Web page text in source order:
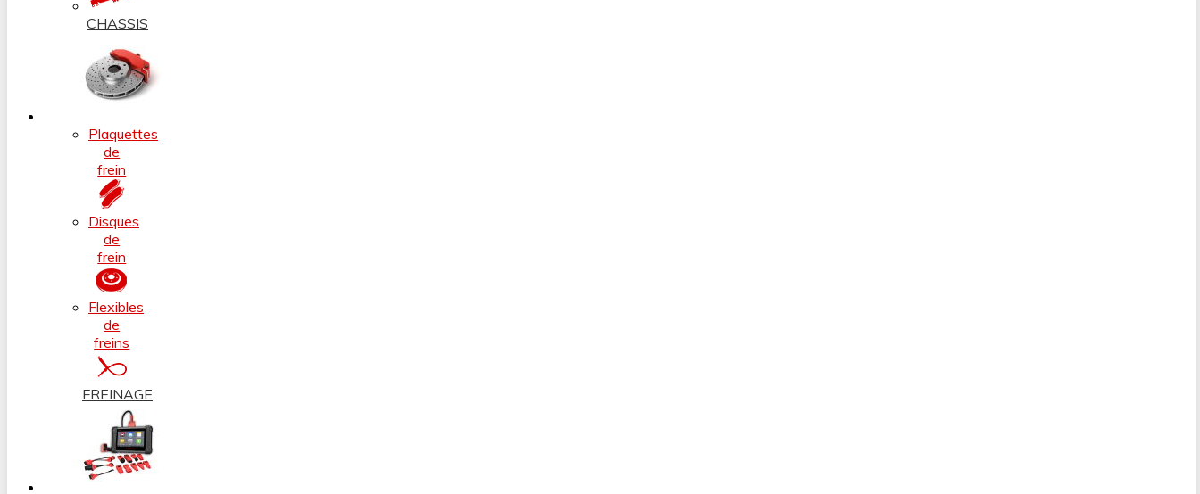
CHASSIS
Plaquettes
de
frein
Disques
de
frein
Flexibles
de
freins
FREINAGE